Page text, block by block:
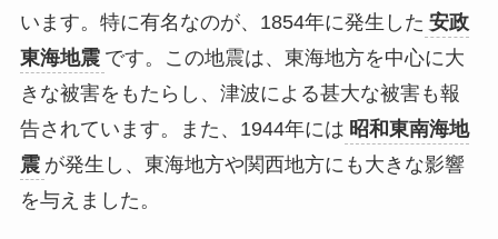
います。特に有名なのが、1854年に発生した 安政
東海地震 です。この地震は、東海地方を中心に大
きな被害をもたらし、津波による甚大な被害も報
告されています。また、1944年には 昭和東南海地
震 が発生し、東海地方や関西地方にも大きな影響
を与えました。